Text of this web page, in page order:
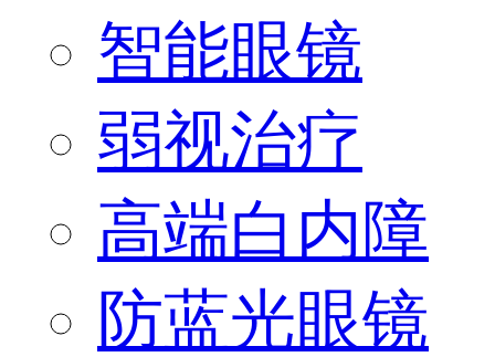
智能眼镜
弱视治疗
高端白内障
防蓝光眼镜